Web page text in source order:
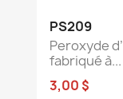
PS209
Peroxyde
fabriqué à...
3,00 $